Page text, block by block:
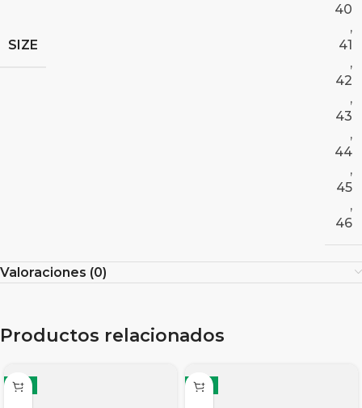
SIZE
40
,
41
,
42
,
43
,
44
,
45
,
46
Valoraciones (0)
Productos relacionados
-8% -8%